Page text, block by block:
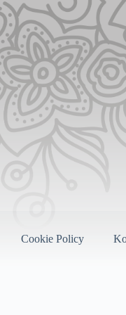
Cookie Policy